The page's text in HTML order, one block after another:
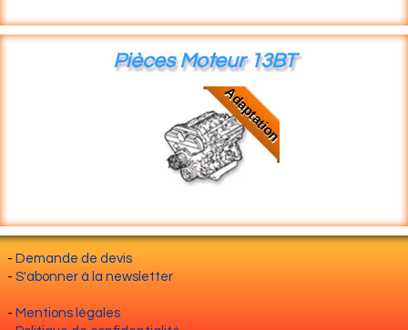
Pièces Moteur 13BT
Adaptation
- Demande de devis
- S'abonner à la newsletter
- Mentions légales